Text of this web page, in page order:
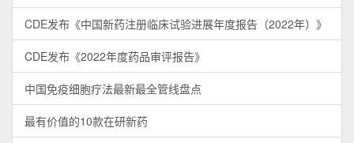
CDE发布《中国新药注册临床试验进展年度报告（2022年）》
CDE发布《2022年度药品审评报告》
中国免疫细胞疗法最新最全管线盘点
最有价值的10款在研新药